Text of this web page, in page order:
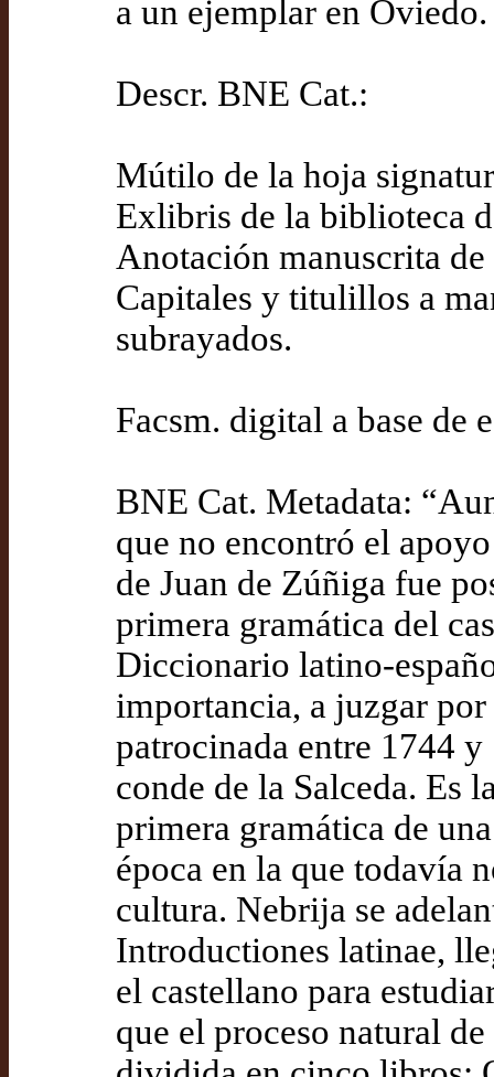
a un ejemplar en Oviedo.
Descr. BNE Cat.:
Mútilo de la hoja
Exlibris de la biblioteca
Anotación manuscrita
Capitales y titulillos a
subrayados.
Facsm. digital a base de
BNE Cat. Metadata:
que no encontró el
de Juan de Zúñiga fue
primera gramática del
Diccionario latino-
importancia, a juzgar
patrocinada entre 1744
conde de la Salceda. Es
primera gramática de
época en la que todavía
cultura. Nebrija se
Introductiones latinae,
el castellano para
que el proceso natural